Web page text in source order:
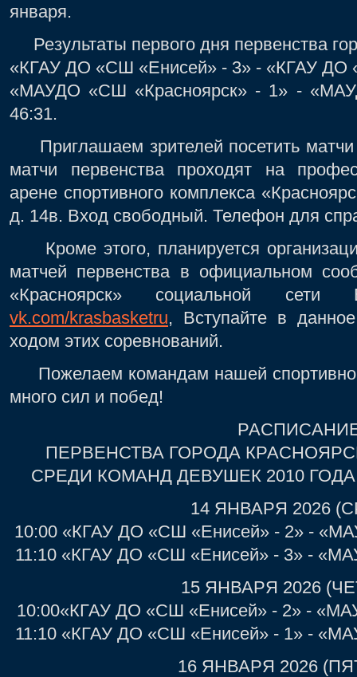
января.
Результаты первого дня первенства
«КГАУ ДО «СШ «Енисей» - 3» - «КГАУ ДО
«МАУДО «СШ «Красноярск» - 1» -
46:31.
Приглашаем зрителей посетить матчи
матчи первенства проходят на
арене спортивного комплекса
д. 14в. Вход свободный. Телефон для
Кроме этого, планируется
матчей первенства в официальном
«Красноярск» социальной
vk.com/krasbasketru, Вступайте в
ходом этих соревнований.
Пожелаем командам нашей
много сил и побед!
ПЕРВЕНСТВА ГОРОДА
СРЕДИ КОМАНД ДЕВУШЕК 2010
14 ЯНВАРЯ 2026
10:00 «КГАУ ДО «СШ «Енисей» - 2» -
11:10 «КГАУ ДО «СШ «Енисей» - 3» -
15 ЯНВАРЯ 2026
10:00«КГАУ ДО «СШ «Енисей» - 2» -
11:10 «КГАУ ДО «СШ «Енисей» - 1» -
16 ЯНВАРЯ 2026